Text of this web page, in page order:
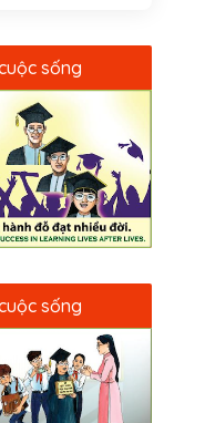
sống
sống